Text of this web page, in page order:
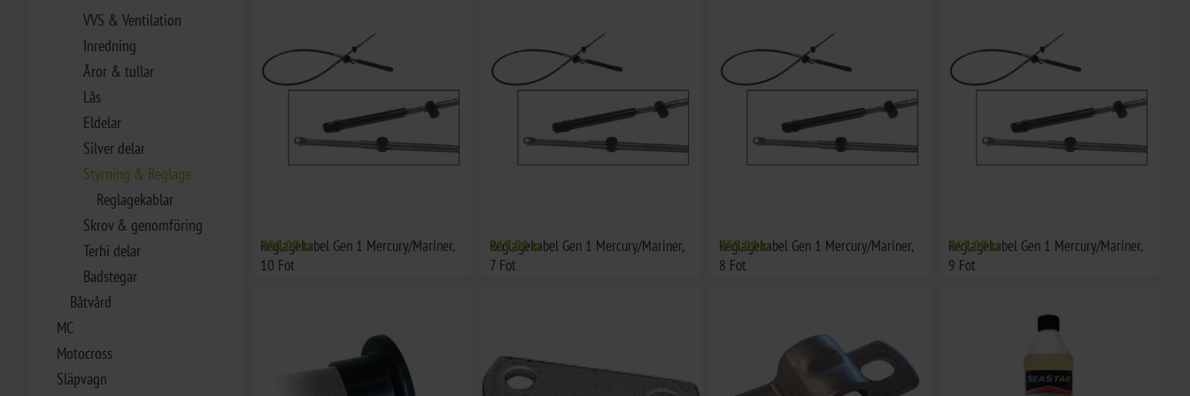
VVS & Ventilation
Inredning
Åror & tullar
Lås
Eldelar
Silver delar
Styrning & Reglage
Reglagekablar
Skrov & genomföring
Terhi delar
Badstegar
Båtvård
MC
Motocross
Släpvagn
Reglagekabel Gen 1 Mercury/Mariner,
10 Fot
580,00 kr
Reglagekabel Gen 1 Mercury/Mariner,
7 Fot
519,00 kr
Reglagekabel Gen 1 Mercury/Mariner,
8 Fot
539,00 kr
Reglagekabel Gen 1 Mercury/Mariner,
9 Fot
563,00 kr